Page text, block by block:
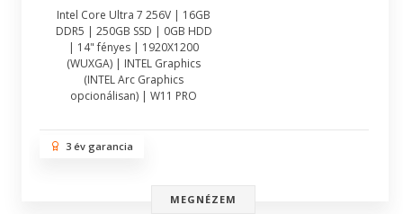
Intel Core Ultra 7 256V | 16GB
DDR5 | 250GB SSD | 0GB HDD
| 14" fényes | 1920X1200
(WUXGA) | INTEL Graphics
(INTEL Arc Graphics
opcionálisan) | W11 PRO
3 év garancia
MEGNÉZEM